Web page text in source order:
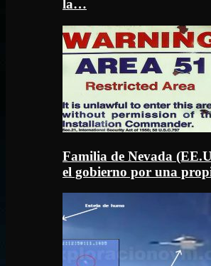
la…
Familia de Nevada
el gobierno por una